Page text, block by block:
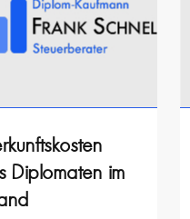
Diplomaten im